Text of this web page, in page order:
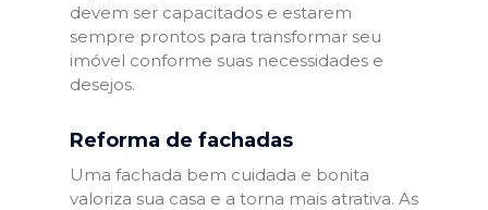
devem ser capacitados e estarem
sempre prontos para transformar seu
imóvel conforme suas necessidades e
desejos.
Reforma de fachadas
Uma fachada bem cuidada e bonita
valoriza sua casa e a torna mais atrativa. As